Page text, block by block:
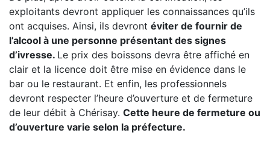
exploitants devront appliquer les connaissances qu’ils
ont acquises. Ainsi, ils devront éviter de fournir de
l’alcool à une personne présentant des signes
d’ivresse. Le prix des boissons devra être affiché en
clair et la licence doit être mise en évidence dans le
bar ou le restaurant. Et enfin, les professionnels
devront respecter l’heure d’ouverture et de fermeture
de leur débit à Chérisay. Cette heure de fermeture ou
d’ouverture varie selon la préfecture.